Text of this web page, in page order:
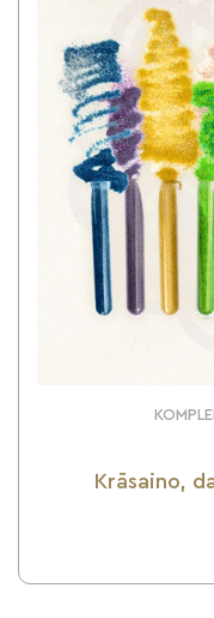
Krāsaino,